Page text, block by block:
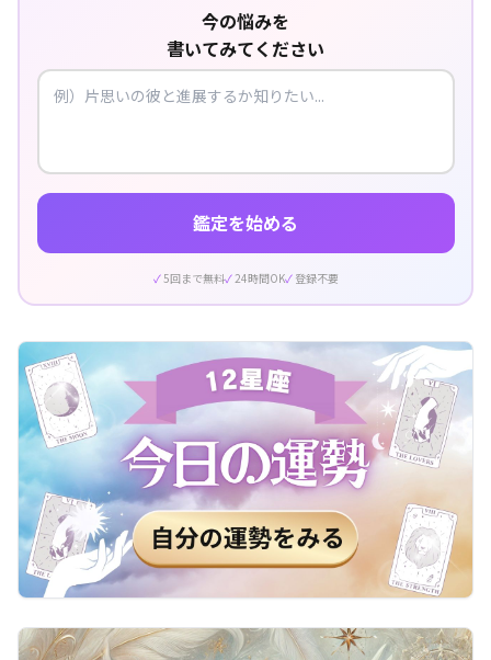
今の悩みを
書いてみてください
鑑定を始める
5回まで無料 24時間OK 登録不要